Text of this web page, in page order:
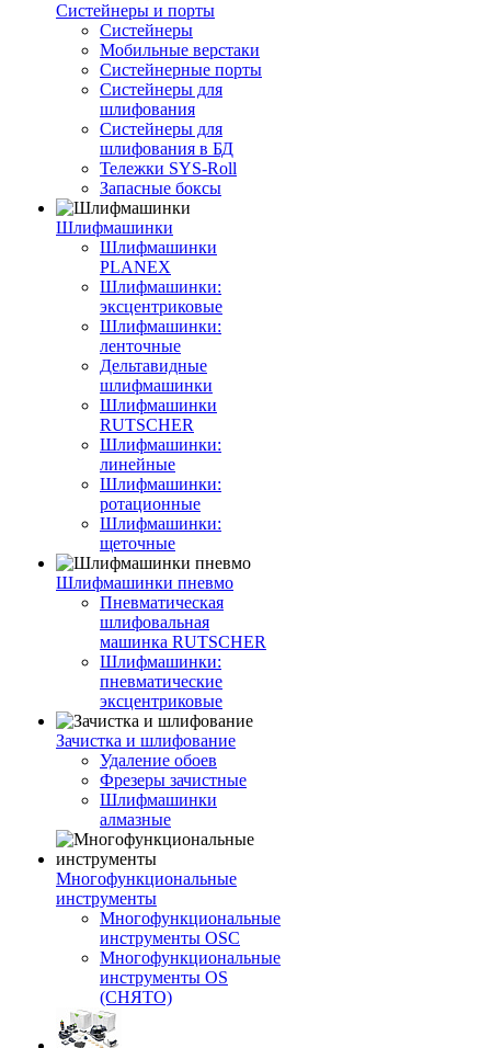
Систейнеры и порты
Систейнеры
Мобильные верстаки
Систейнерные порты
Систейнеры для
шлифования
Систейнеры для
шлифования в БД
Тележки SYS-Roll
Запасные боксы
Шлифмашинки
Шлифмашинки
PLANEX
Шлифмашинки:
эксцентриковые
Шлифмашинки:
ленточные
Дельтавидные
шлифмашинки
Шлифмашинки
RUTSCHER
Шлифмашинки:
линейные
Шлифмашинки:
ротационные
Шлифмашинки:
щеточные
Шлифмашинки пневмо
Пневматическая
шлифовальная
машинка RUTSCHER
Шлифмашинки:
пневматические
эксцентриковые
Зачистка и шлифование
Удаление обоев
Фрезеры зачистные
Шлифмашинки
алмазные
Многофункциональные
инструменты
Многофункциональные
инструменты OSC
Многофункциональные
инструменты OS
(СНЯТО)